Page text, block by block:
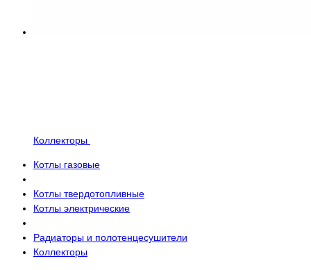
Коллекторы
Котлы газовые
Котлы твердотопливные
Котлы электрические
Радиаторы и полотенцесушители
Коллекторы